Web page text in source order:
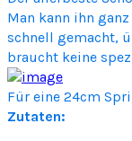
c
o
l
t
Man kann ihn
schnell gemacht,
braucht keine
Für eine 24cm
Zutaten: